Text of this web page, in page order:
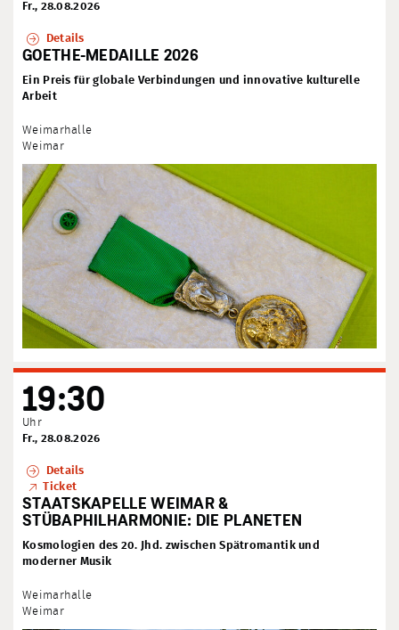
Fr., 28.08.2026
Details
GOETHE-MEDAILLE 2026
Ein Preis für globale Verbindungen und innovative kulturelle
Arbeit
Weimarhalle
Weimar
19:30
Uhr
Fr., 28.08.2026
Details
Ticket
STAATSKAPELLE WEIMAR &
STÜBAPHILHARMONIE: DIE PLANETEN
Kosmologien des 20. Jhd. zwischen Spätromantik und
moderner Musik
Weimarhalle
Weimar